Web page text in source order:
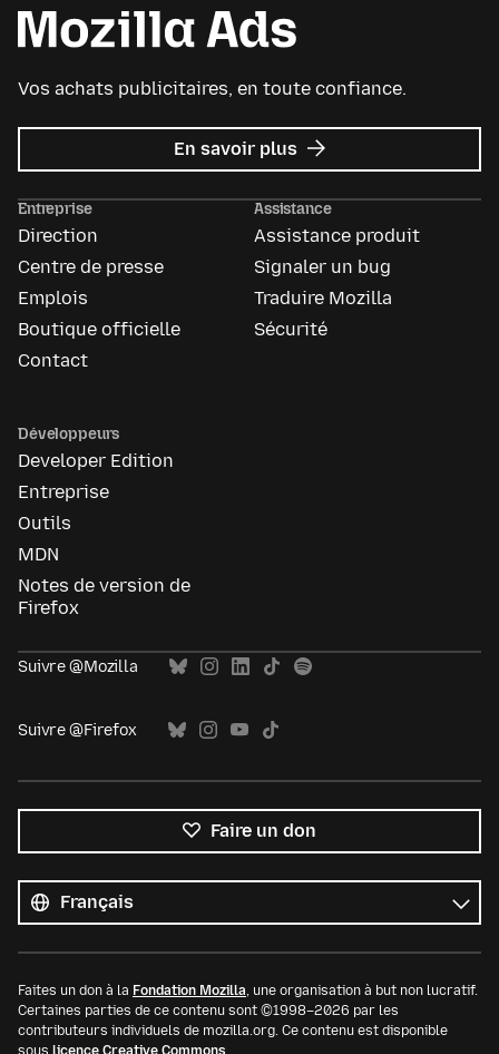
Vos achats publicitaires, en toute confiance.
En savoir plus sur
Mozilla
Entreprise
Direction
Centre de presse
Emplois
Boutique officielle
Contact
Assistance
Assistance produit
Signaler un bug
Traduire Mozilla
Sécurité
Développeurs
Developer Edition
Entreprise
Outils
MDN
Notes de version de
Firefox
Suivre @Mozilla
Suivre @Firefox
Faire un don
les
langues
Langue
Faites un don à la Fondation Mozilla , une organisation à but non lucratif.
Certaines parties de ce contenu sont ©1998–2026 par les
contributeurs individuels de mozilla.org. Ce contenu est disponible
sous licence Creative Commons